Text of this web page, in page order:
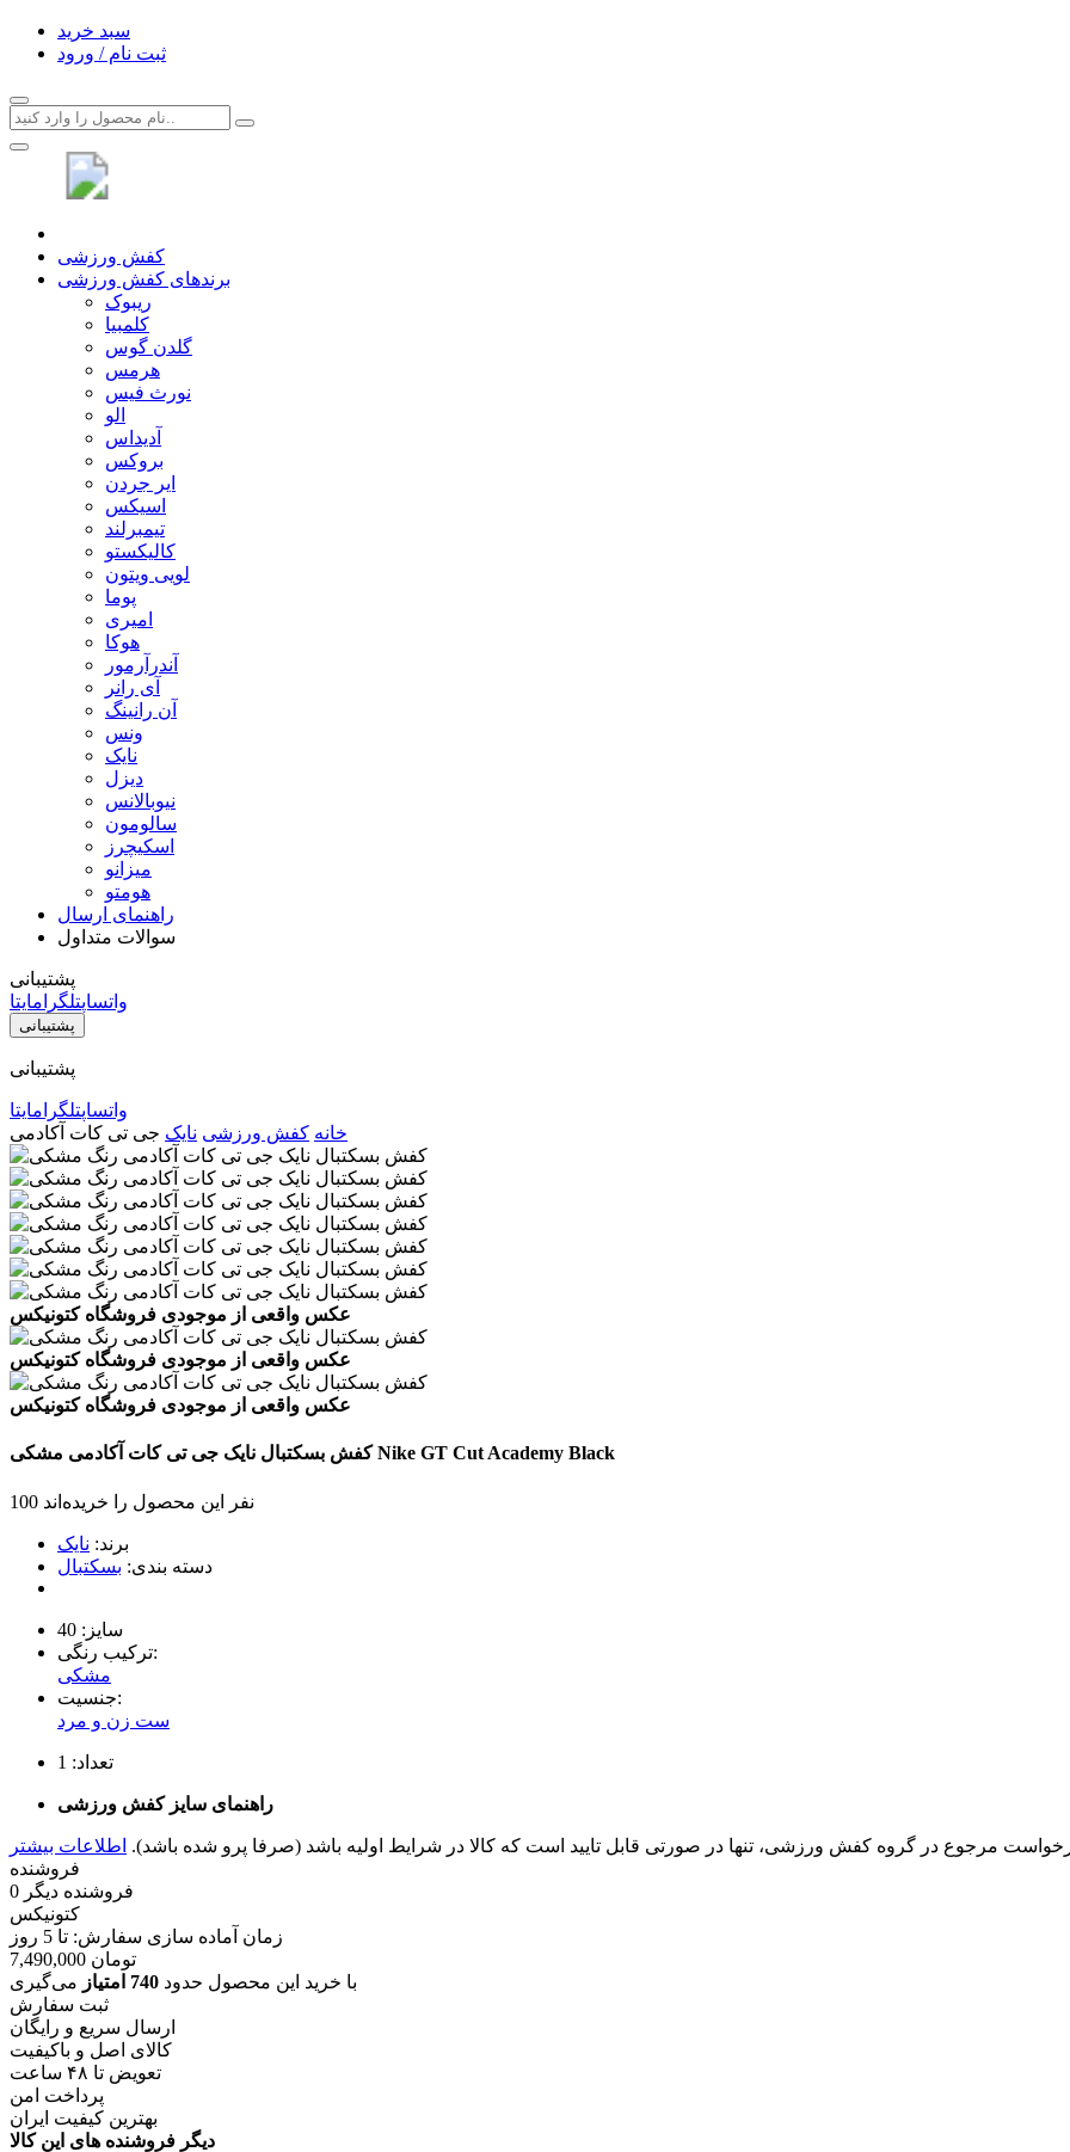
سبد خرید
ثبت نام / ورود
کفش ورزشی
برندهای کفش ورزشی
ریبوک
کلمبیا
گلدن گوس
هرمس
نورث فیس
الو
آدیداس
بروکس
ایر جردن
اسیکس
تیمبرلند
کالیکستو
لویی ویتون
پوما
امیری
هوکا
آندرآرمور
آی رانر
آن رانینگ
ونس
نایک
دیزل
نیوبالانس
سالومون
اسکیچرز
میزانو
هومتو
راهنمای ارسال
سوالات متداول
پشتیبانی
واتساپتلگرامایتا
پشتیبانی
پشتیبانی
واتساپتلگرامایتا
خانه کفش ورزشی نایک جی تی کات آکادمی
عکس واقعی از موجودی فروشگاه کتونیکس
عکس واقعی از موجودی فروشگاه کتونیکس
عکس واقعی از موجودی فروشگاه کتونیکس
کفش بسکتبال نایک جی تی کات آکادمی مشکی Nike GT Cut Academy Black
100 نفر این محصول را خریده‌اند
برند: نایک
دسته بندی: بسکتبال
سایز: 40
ترکیب رنگی:
مشکی
جنسیت:
ست زن و مرد
تعداد: 1
راهنمای سایز کفش ورزشی
مرجوع در گروه کفش ورزشی، تنها در صورتی قابل تایید است که کالا در شرایط اولیه باشد (صرفا پرو شده باشد).
فروشنده
0 فروشنده دیگر
کتونیکس
زمان آماده سازی سفارش: تا 5 روز
7,490,000 تومان
با خرید این محصول حدود 740 امتیاز
می‌گیری
ثبت سفارش
ارسال سریع و رایگان
کالای اصل و باکیفیت
تعویض تا ۴۸ ساعت
پرداخت امن
بهترین کیفیت ایران
دیگر فروشنده های این کالا